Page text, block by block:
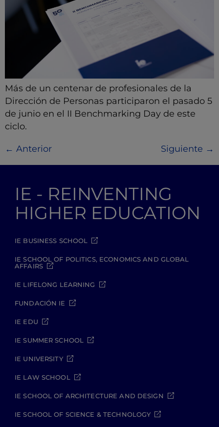
Más de un centenar de profesionales de la
Dirección de Personas participaron el pasado 5
de junio en el II Benchmarking Day de este
ciclo.
← Anterior Siguiente →
IE - REINVENTING
HIGHER EDUCATION
IE BUSINESS SCHOOL
IE SCHOOL OF POLITICS, ECONOMICS AND GLOBAL
AFFAIRS
IE LIFELONG LEARNING
FUNDACIÓN IE
IE EDU
IE SUMMER SCHOOL
IE UNIVERSITY
IE LAW SCHOOL
IE SCHOOL OF ARCHITECTURE AND DESIGN
IE SCHOOL OF SCIENCE & TECHNOLOGY